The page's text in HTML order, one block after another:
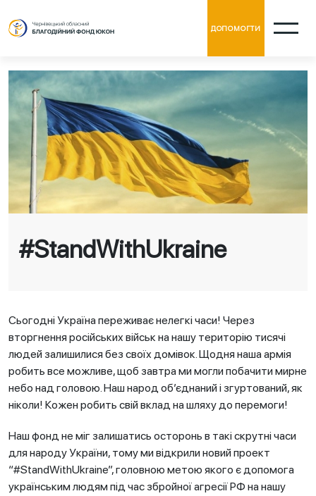
ДОПОМОГТИ
#StandWithUkraine
Сьогодні Україна переживає нелегкі часи! Через
вторгнення російських військ на нашу територію тисячі
людей залишилися без своїх домівок. Щодня наша армія
робить все можливе, щоб завтра ми могли побачити мирне
небо над головою. Наш народ об’єднаний і згуртований, як
ніколи! Кожен робить свій вклад на шляху до перемоги!
Наш фонд не міг залишатись осторонь в такі скрутні часи
для народу України, тому ми відкрили новий проект
“#StandWithUkraine”, головною метою якого є допомога
українським людям під час збройної агресії РФ на нашу